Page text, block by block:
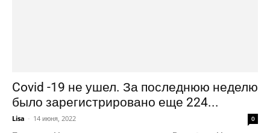
Covid -19 не ушел. За последнюю неделю
было зарегистрировано еще 224...
Lisa - 14 июня, 2022 0